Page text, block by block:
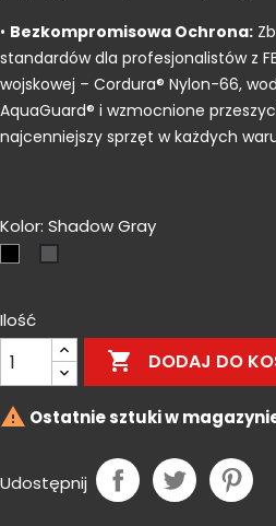
• Bezkompromisowa Ochrona:
standardów dla profesjonalistów z
wojskowej – Cordura® Nylon-66,
AquaGuard® i wzmocnione
najcenniejszy sprzęt w każdych
Kolor: Shadow Gray
Shadow
Ilość
 DODAJ DO
 Ostatnie sztuki w
Udostępnij